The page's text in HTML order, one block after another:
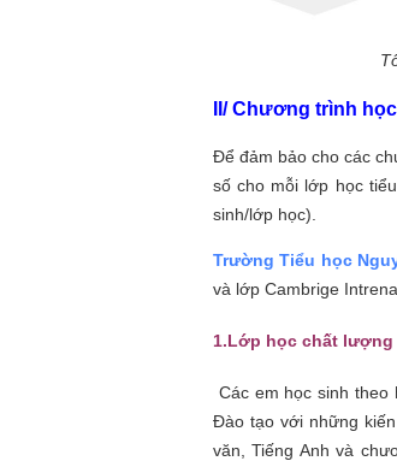
II/ Chương trình
Để đảm bảo cho các
số cho mỗi lớp học
sinh/lớp học).
Trường Tiểu học
và lớp Cambrige
1.Lớp học chất lượng
Các em học sinh
Đào tạo với những
văn, Tiếng Anh và